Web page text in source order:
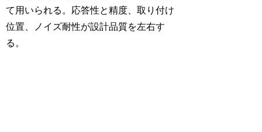
て用いられる。応答性と精度、取り付け
位置、ノイズ耐性が設計品質を左右す
る。